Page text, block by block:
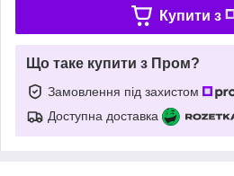
Купити з
Що таке купити з Пром?
Замовлення під захистом
Доступна доставка